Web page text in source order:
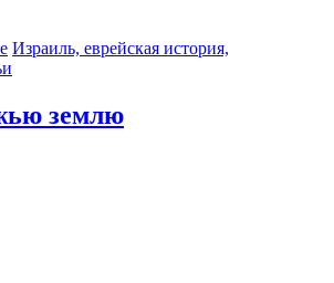
Израиль, еврейская история,
землю